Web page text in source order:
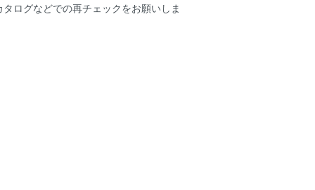
ログなどでの再チェックをお願いしま